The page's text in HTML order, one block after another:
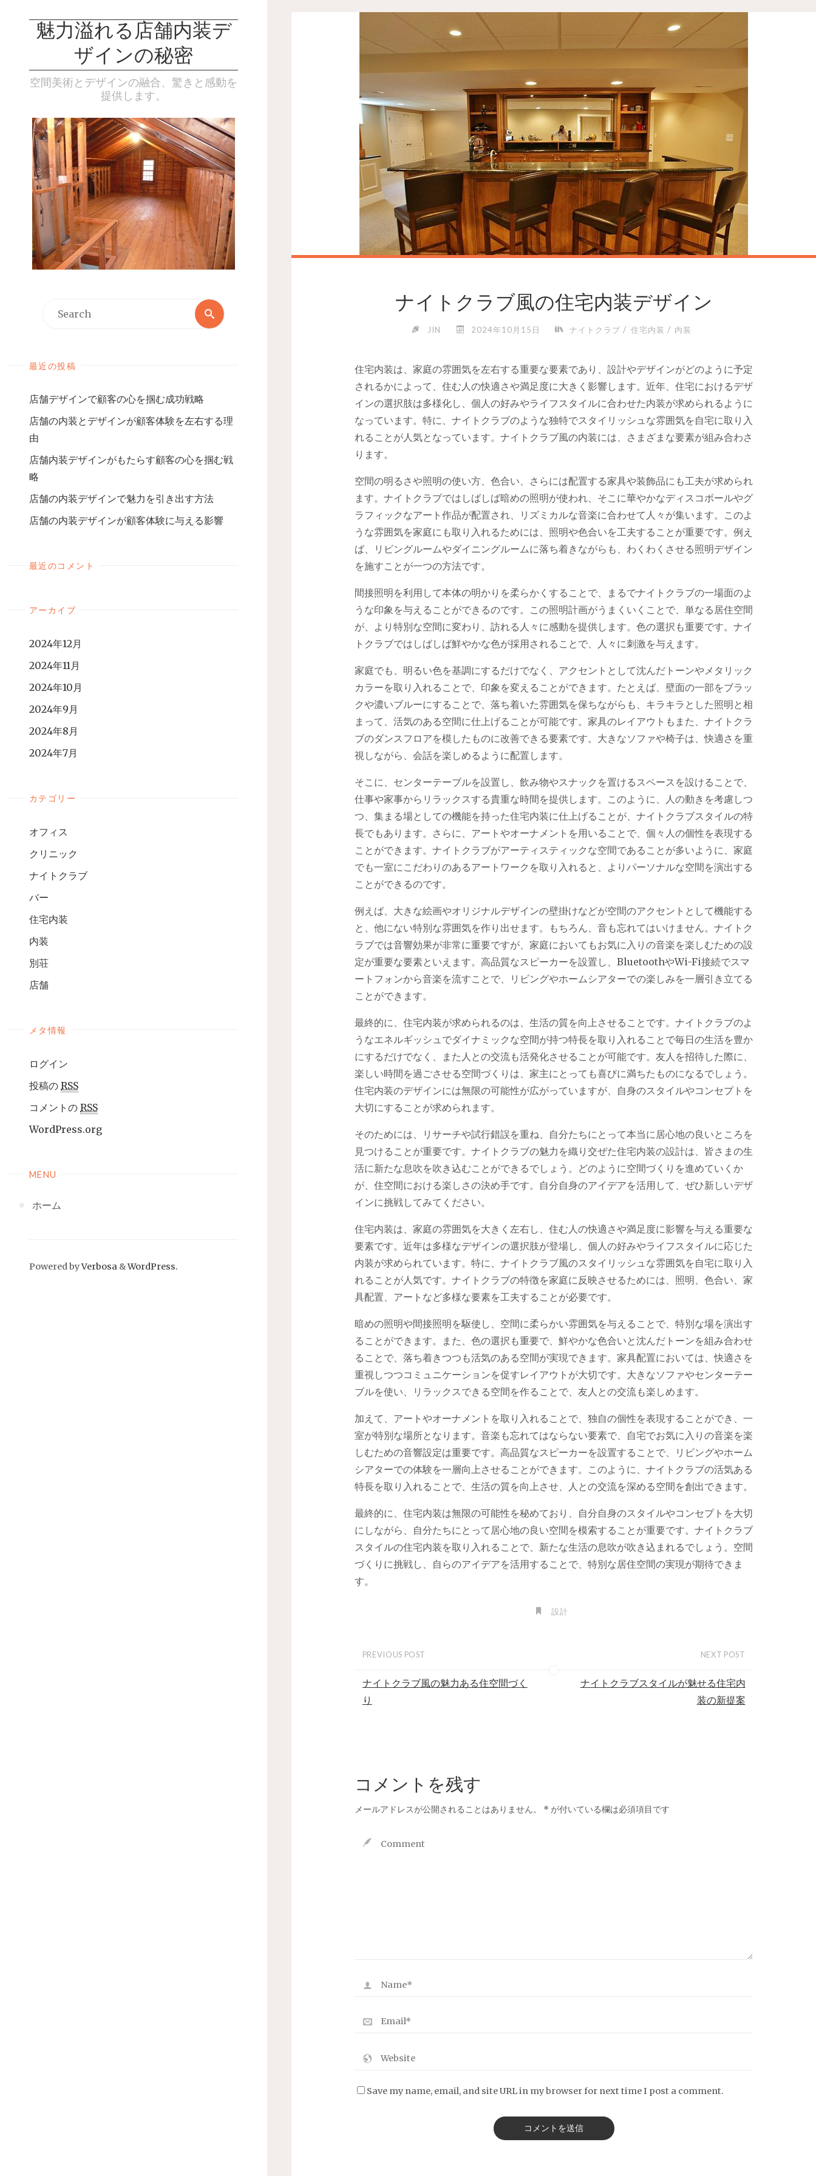
魅力溢れる店舗内装デ
ザインの秘密
空間美術とデザインの融合、驚きと感動を
提供します。
最近の投稿
店舗デザインで顧客の心を掴む成功戦略
店舗の内装とデザインが顧客体験を左右する理
由
店舗内装デザインがもたらす顧客の心を掴む戦
略
店舗の内装デザインで魅力を引き出す方法
店舗の内装デザインが顧客体験に与える影響
最近のコメント
アーカイブ
2024年12月
2024年11月
2024年10月
2024年9月
2024年8月
2024年7月
カテゴリー
オフィス
クリニック
ナイトクラブ
バー
住宅内装
内装
別荘
店舗
メタ情報
ログイン
投稿の RSS
コメントの RSS
WordPress.org
MENU
ホーム
Powered byVerbosa &WordPress.
ナイトクラブ風の住宅内装デザイン
JIN 2024年10月15日 ナイトクラブ / 住宅内装 / 内装
住宅内装は、家庭の雰囲気を左右する重要な要素であり、設計やデザインがどのように予定
されるかによって、住む人の快適さや満足度に大きく影響します。 近年、住宅におけるデザ
インの選択肢は多様化し、個人の好みやライフスタイルに合わせた内装が求められるように
なっています。特に、ナイトクラブのような独特でスタイリッシュな雰囲気を自宅に取り入
れることが人気となっています。ナイトクラブ風の内装には、さまざまな要素が組み合わさ
ります。
空間の明るさや照明の使い方、色合い、さらには配置する家具や装飾品にも工夫が求められ
ます。ナイトクラブではしばしば暗めの照明が使われ、そこに華やかなディスコボールやグ
ラフィックなアート作品が配置され、リズミカルな音楽に合わせて人々が集います。このよ
うな雰囲気を家庭にも取り入れるためには、照明や色合いを工夫することが重要です。例え
ば、リビングルームやダイニングルームに落ち着きながらも、わくわくさせる照明デザイン
を施すことが一つの方法です。
間接照明を利用して本体の明かりを柔らかくすることで、まるでナイトクラブの一場面のよ
うな印象を与えることができるのです。この照明計画がうまくいくことで、単なる居住空間
が、より特別な空間に変わり、訪れる人々に感動を提供します。色の選択も重要です。ナイ
トクラブではしばしば鮮やかな色が採用されることで、人々に刺激を与えます。
家庭でも、明るい色を基調にするだけでなく、アクセントとして沈んだトーンやメタリック
カラーを取り入れることで、印象を変えることができます。たとえば、壁面の一部をブラッ
クや濃いブルーにすることで、落ち着いた雰囲気を保ちながらも、キラキラとした照明と相
まって、活気のある空間に仕上げることが可能です。家具のレイアウトもまた、ナイトクラ
ブのダンスフロアを模したものに改善できる要素です。大きなソファや椅子は、快適さを重
視しながら、会話を楽しめるように配置します。
そこに、センターテーブルを設置し、飲み物やスナックを置けるスペースを設けることで、
仕事や家事からリラックスする貴重な時間を提供します。このように、人の動きを考慮しつ
つ、集まる場としての機能を持った住宅内装に仕上げることが、ナイトクラブスタイルの特
長でもあります。さらに、アートやオーナメントを用いることで、個々人の個性を表現する
ことができます。ナイトクラブがアーティスティックな空間であることが多いように、家庭
でも一室にこだわりのあるアートワークを取り入れると、よりパーソナルな空間を演出する
ことができるのです。
例えば、大きな絵画やオリジナルデザインの壁掛けなどが空間のアクセントとして機能する
と、他にない特別な雰囲気を作り出せます。もちろん、音も忘れてはいけません。ナイトク
ラブでは音響効果が非常に重要ですが、家庭においてもお気に入りの音楽を楽しむための設
定が重要な要素といえます。高品質なスピーカーを設置し、BluetoothやWi-Fi接続でスマ
ートフォンから音楽を流すことで、リビングやホームシアターでの楽しみを一層引き立てる
ことができます。
最終的に、住宅内装が求められるのは、生活の質を向上させることです。ナイトクラブのよ
うなエネルギッシュでダイナミックな空間が持つ特長を取り入れることで毎日の生活を豊か
にするだけでなく、また人との交流も活発化させることが可能です。友人を招待した際に、
楽しい時間を過ごさせる空間づくりは、家主にとっても喜びに満ちたものになるでしょう。
住宅内装のデザインには無限の可能性が広がっていますが、自身のスタイルやコンセプトを
大切にすることが求められます。
そのためには、リサーチや試行錯誤を重ね、自分たちにとって本当に居心地の良いところを
見つけることが重要です。ナイトクラブの魅力を織り交ぜた住宅内装の設計は、皆さまの生
活に新たな息吹を吹き込むことができるでしょう。どのように空間づくりを進めていくか
が、住空間における楽しさの決め手です。自分自身のアイデアを活用して、ぜひ新しいデザ
インに挑戦してみてください。
住宅内装は、家庭の雰囲気を大きく左右し、住む人の快適さや満足度に影響を与える重要な
要素です。近年は多様なデザインの選択肢が登場し、個人の好みやライフスタイルに応じた
内装が求められています。特に、ナイトクラブ風のスタイリッシュな雰囲気を自宅に取り入
れることが人気です。ナイトクラブの特徴を家庭に反映させるためには、照明、色合い、家
具配置、アートなど多様な要素を工夫することが必要です。
暗めの照明や間接照明を駆使し、空間に柔らかい雰囲気を与えることで、特別な場を演出す
ることができます。また、色の選択も重要で、鮮やかな色合いと沈んだトーンを組み合わせ
ることで、落ち着きつつも活気のある空間が実現できます。家具配置においては、快適さを
重視しつつコミュニケーションを促すレイアウトが大切です。大きなソファやセンターテー
ブルを使い、リラックスできる空間を作ることで、友人との交流も楽しめます。
加えて、アートやオーナメントを取り入れることで、独自の個性を表現することができ、一
室が特別な場所となります。音楽も忘れてはならない要素で、自宅でお気に入りの音楽を楽
しむための音響設定は重要です。高品質なスピーカーを設置することで、リビングやホーム
シアターでの体験を一層向上させることができます。このように、ナイトクラブの活気ある
特長を取り入れることで、生活の質を向上させ、人との交流を深める空間を創出できます。
最終的に、住宅内装は無限の可能性を秘めており、自分自身のスタイルやコンセプトを大切
にしながら、自分たちにとって居心地の良い空間を模索することが重要です。ナイトクラブ
スタイルの住宅内装を取り入れることで、新たな生活の息吹が吹き込まれるでしょう。空間
づくりに挑戦し、自らのアイデアを活用することで、特別な居住空間の実現が期待できま
す。
設計
PREVIOUS POST
ナイトクラブ風の魅力ある住空間づく
り
NEXT POST
ナイトクラブスタイルが魅せる住宅内
装の新提案
コメントを残す
メールアドレスが公開されることはありません。 * が付いている欄は必須項目です
Save my name, email, and site URL in my browser for next time I post a comment.